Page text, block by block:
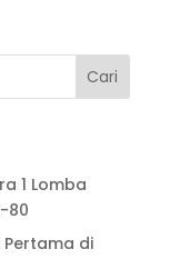
Cari
1 Lomba
80
Pertama di